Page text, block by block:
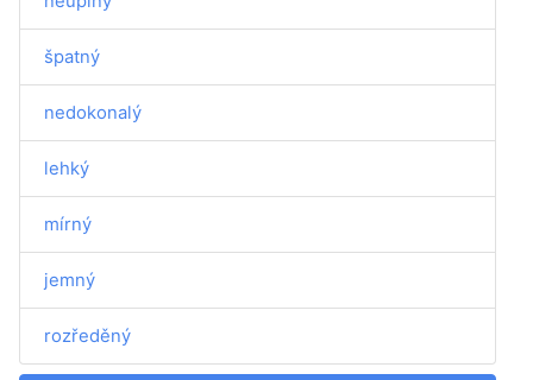
špatný
nedokonalý
lehký
mírný
jemný
rozředěný